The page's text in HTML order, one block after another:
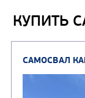
КУПИТЬ